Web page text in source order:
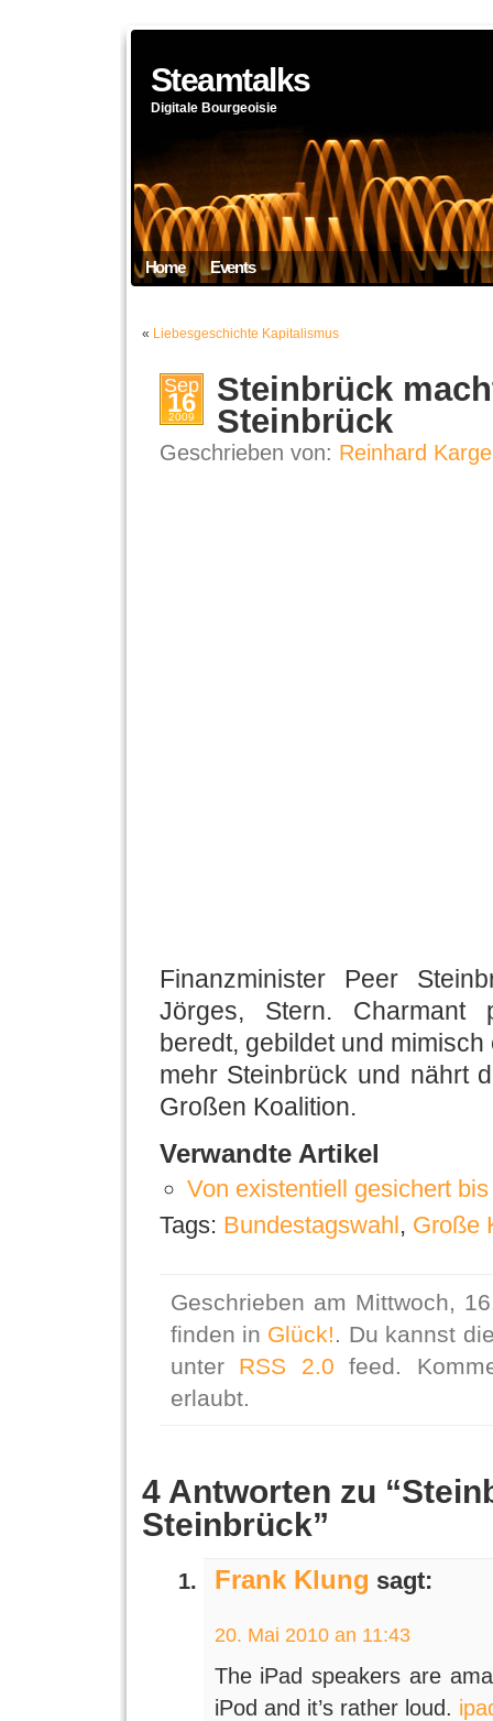
Steamtalks
Digitale Bourgeoisie
Home Events
« Liebesgeschichte Kapitalismus
Sep
16
2009
Steinbrück
Steinbrück
Geschrieben von: Reinhard
Finanzminister Peer
Jörges, Stern. Charmant
beredt, gebildet und
mehr Steinbrück und nährt
Großen Koalition.
Verwandte Artikel
Von existentiell gesichert
Tags: Bundestagswahl, Große
Geschrieben am Mittwoch,
finden in Glück!. Du kannst
unter RSS 2.0 feed.
erlaubt.
4 Antworten zu
Steinbrück”
Frank Klung sagt:
20. Mai 2010 an 11:43
The iPad speakers are
iPod and it’s rather loud.